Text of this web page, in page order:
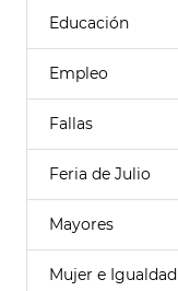
Educación
Empleo
Fallas
Feria de Julio
Mayores
Mujer e Igualdad